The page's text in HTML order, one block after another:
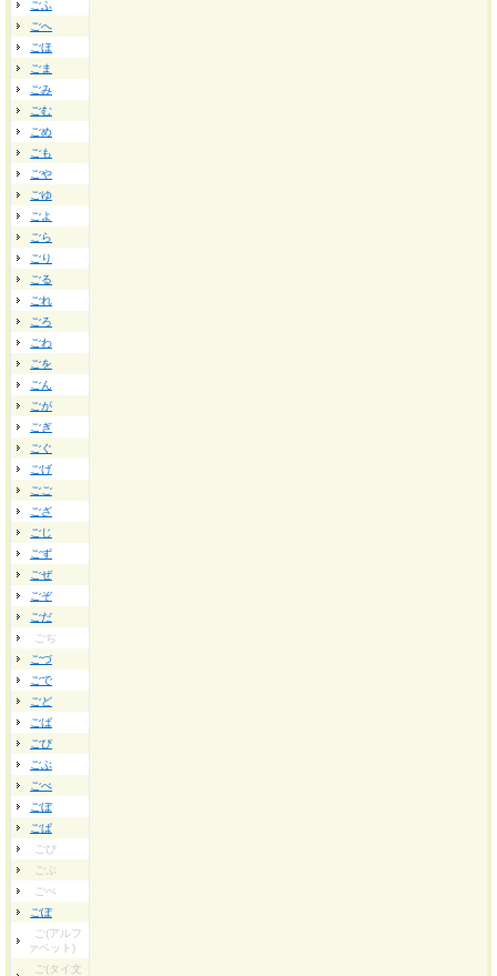
ごふ
ごへ
ごほ
ごま
ごみ
ごむ
ごめ
ごも
ごや
ごゆ
ごよ
ごら
ごり
ごる
ごれ
ごろ
ごわ
ごを
ごん
ごが
ごぎ
ごぐ
ごげ
ごご
ござ
ごじ
ごず
ごぜ
ごぞ
ごだ
ごぢ
ごづ
ごで
ごど
ごば
ごび
ごぶ
ごべ
ごぼ
ごぱ
ごぴ
ごぷ
ごぺ
ごぽ
ご(アルフ
ァベット)
ご(タイ文